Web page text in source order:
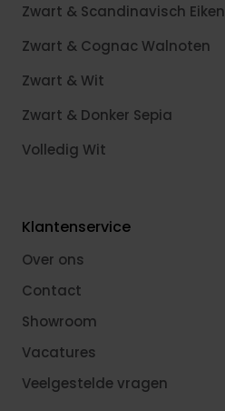
Zwart & Scandinavisch Eiken
Zwart & Cognac Walnoten
Zwart & Wit
Zwart & Donker Sepia
Volledig Wit
Klantenservice
Over ons
Contact
Showroom
Vacatures
Veelgestelde vragen